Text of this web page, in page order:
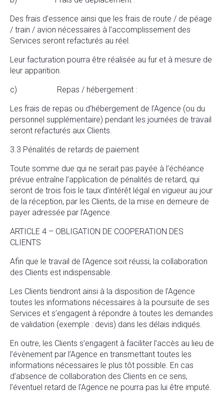
Des frais d’essence ainsi que les frais de route / de péage
/ train / avion nécessaires à l’accomplissement des
Services seront refacturés au réel.
Leur facturation pourra être réalisée au fur et à mesure de
leur apparition.
c) Repas / hébergement :
Les frais de repas ou d’hébergement de l’Agence (ou du
personnel supplémentaire) pendant les journées de travail
seront refacturés aux Clients.
3.3 Pénalités de retards de paiement
Toute somme due qui ne serait pas payée à l’échéance
prévue entraîne l’application de pénalités de retard, qui
seront de trois fois le taux d’intérêt légal en vigueur au jour
de la réception, par les Clients, de la mise en demeure de
payer adressée par l’Agence.
ARTICLE 4 – OBLIGATION DE COOPERATION DES
CLIENTS
Afin que le travail de l’Agence soit réussi, la collaboration
des Clients est indispensable.
Les Clients tiendront ainsi à la disposition de l’Agence
toutes les informations nécessaires à la poursuite de ses
Services et s’engagent à répondre à toutes les demandes
de validation (exemple : devis) dans les délais indiqués.
En outre, les Clients s’engagent à faciliter l’accès au lieu de
l’évènement par l’Agence en transmettant toutes les
informations nécessaires le plus tôt possible. En cas
d’absence de collaboration des Clients en ce sens,
l’éventuel retard de l’Agence ne pourra pas lui être imputé.